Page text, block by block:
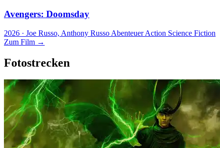
Avengers: Doomsday
2026 · Joe Russo, Anthony Russo Abenteuer Action Science Fiction
Zum Film →
Fotostrecken